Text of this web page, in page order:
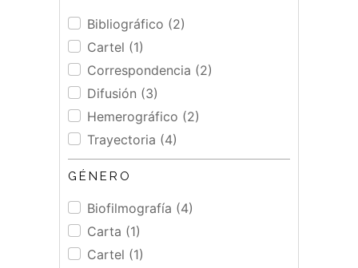
Bibliográfico (2)
Cartel (1)
Correspondencia (2)
Difusión (3)
Hemerográfico (2)
Trayectoria (4)
GÉNERO
Biofilmografía (4)
Carta (1)
Cartel (1)